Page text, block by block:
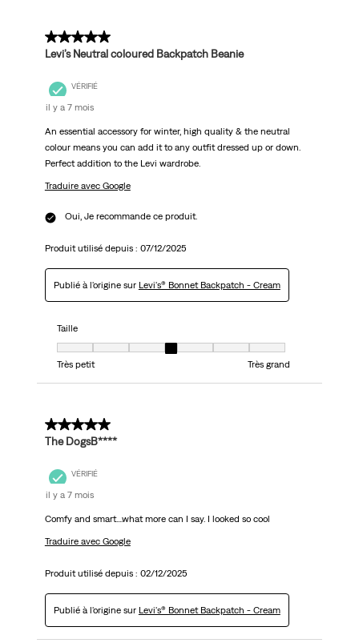
5 sur 5 étoiles.
Levi’s Neutral coloured Backpatch Beanie
VÉRIFIÉ
il y a 7 mois
An essential accessory for winter, high quality & the neutral
colour means you can add it to any outfit dressed up or down.
Perfect addition to the Levi wardrobe.
Traduire avec Google
Oui, Je recommande ce produit.
Produit utilisé depuis : 07/12/2025
Publié à l'origine sur Levi's® Bonnet Backpatch - Cream
Taille
Très petit
Très grand
5 sur 5 étoiles.
The DogsB****
VÉRIFIÉ
il y a 7 mois
Comfy and smart....what more can I say. I looked so cool
Traduire avec Google
Produit utilisé depuis : 02/12/2025
Publié à l'origine sur Levi's® Bonnet Backpatch - Cream